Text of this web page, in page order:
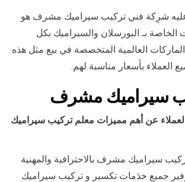
شرِكة فني تركيب سيراميك مشرف هو
الخاصة بـ البورسلان والسيراميك بكل
العالمية المتخصصة في بيع مثل هذه
العملاء بأسعار مناسبة لهم.
سيراميك مشرف
عن أهم مميزات معلم تركيب سيراميك
سيراميك مشرف بالاحترافية والمهنية
جميع خدَمات تكسير و تركيب سيراميك